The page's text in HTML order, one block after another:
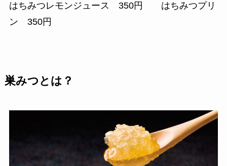
はちみつレモンジュース 350円 はちみつプリ
ン 350円
巣みつとは？